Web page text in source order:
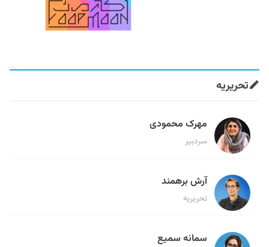
تحریریه
مهرک محمودی
سردبیر
آرش برهمند
تحریریه
سمانه سمیع